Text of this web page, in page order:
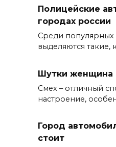
Полицейские
городах россии
Среди популярных
выделяются такие,
Шутки женщина
Смех – отличный
настроение,
Город
стоит